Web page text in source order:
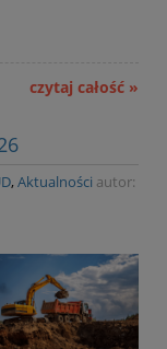
czytaj całość »
, Aktualności autor: